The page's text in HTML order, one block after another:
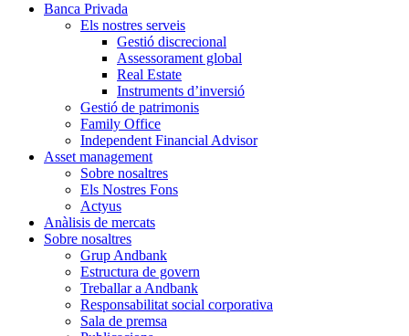
Banca Privada
Els nostres serveis
Gestió discrecional
Assessorament global
Real Estate
Instruments d’inversió
Gestió de patrimonis
Family Office
Independent Financial Advisor
Asset management
Sobre nosaltres
Els Nostres Fons
Actyus
Anàlisis de mercats
Sobre nosaltres
Grup Andbank
Estructura de govern
Treballar a Andbank
Responsabilitat social corporativa
Sala de premsa